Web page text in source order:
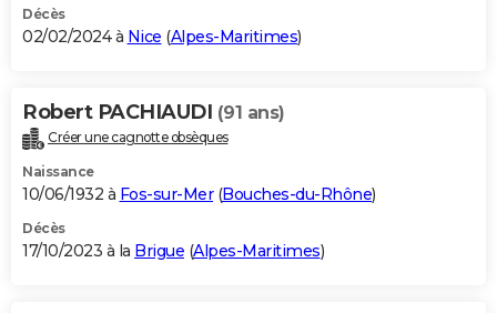
Décès
02/02/2024 à Nice (Alpes-Maritimes)
Robert PACHIAUDI (91 ans)
Créer une cagnotte obsèques
Naissance
10/06/1932 à Fos-sur-Mer(Bouches-du-Rhône)
Décès
17/10/2023 à la Brigue (Alpes-Maritimes)